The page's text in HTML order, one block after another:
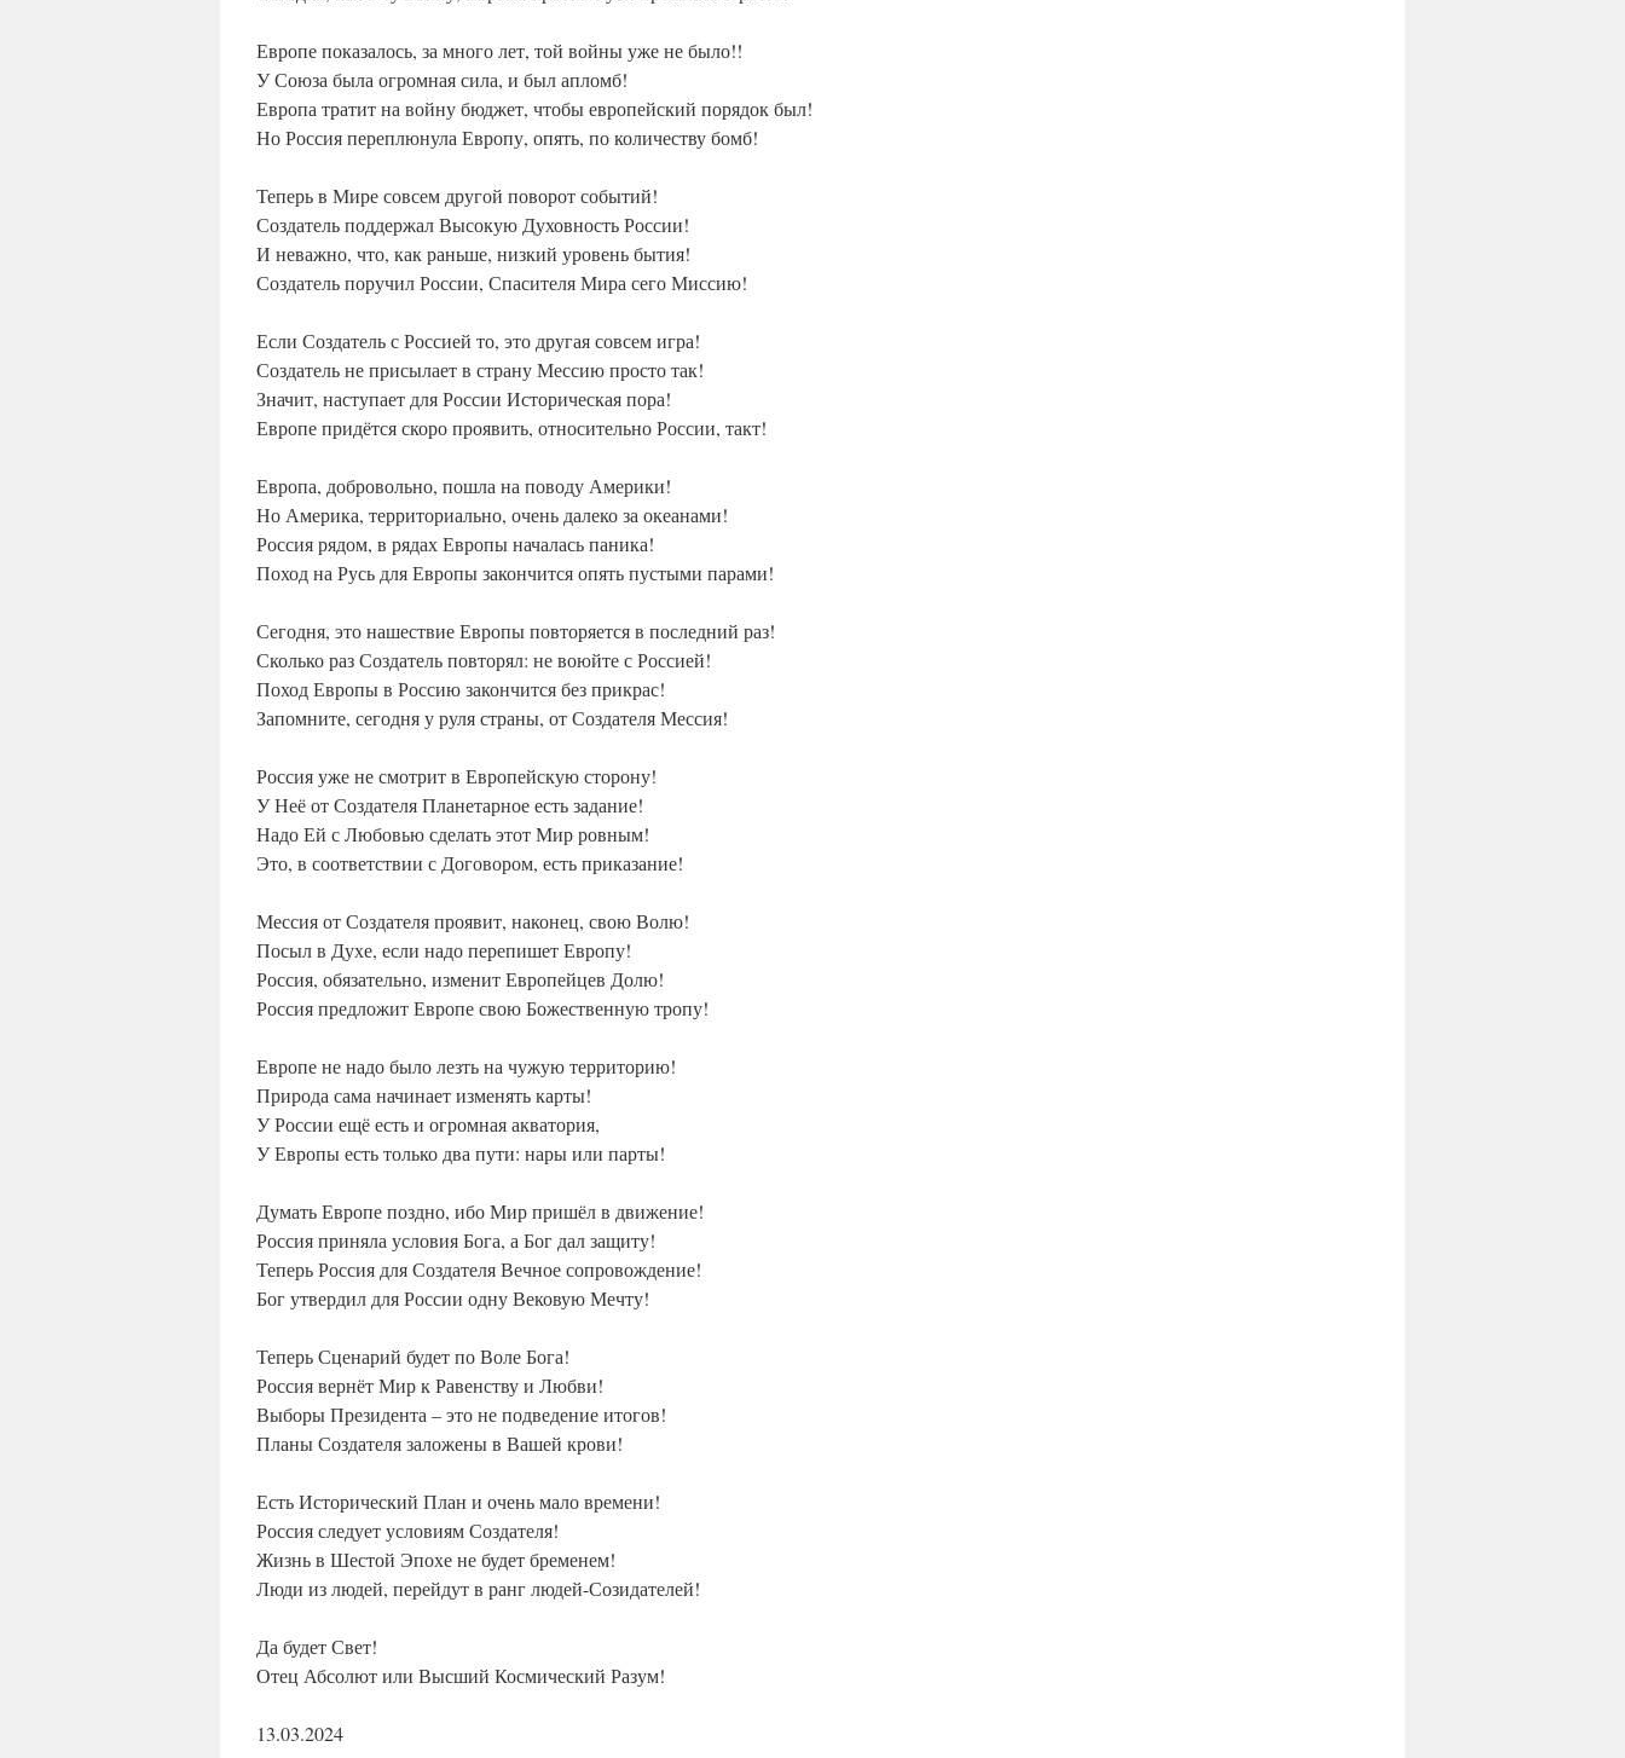
Европе показалось, за много лет, той войны уже не было!!
У Союза была огромная сила, и был апломб!
Европа тратит на войну бюджет, чтобы европейский порядок был!
Но Россия переплюнула Европу, опять, по количеству бомб!
Теперь в Мире совсем другой поворот событий!
Создатель поддержал Высокую Духовность России!
И неважно, что, как раньше, низкий уровень бытия!
Создатель поручил России, Спасителя Мира сего Миссию!
Если Создатель с Россией то, это другая совсем игра!
Создатель не присылает в страну Мессию просто так!
Значит, наступает для России Историческая пора!
Европе придётся скоро проявить, относительно России, такт!
Европа, добровольно, пошла на поводу Америки!
Но Америка, территориально, очень далеко за океанами!
Россия рядом, в рядах Европы началась паника!
Поход на Русь для Европы закончится опять пустыми парами!
Сегодня, это нашествие Европы повторяется в последний раз!
Сколько раз Создатель повторял: не воюйте с Россией!
Поход Европы в Россию закончится без прикрас!
Запомните, сегодня у руля страны, от Создателя Мессия!
Россия уже не смотрит в Европейскую сторону!
У Неё от Создателя Планетарное есть задание!
Надо Ей с Любовью сделать этот Мир ровным!
Это, в соответствии с Договором, есть приказание!
Мессия от Создателя проявит, наконец, свою Волю!
Посыл в Духе, если надо перепишет Европу!
Россия, обязательно, изменит Европейцев Долю!
Россия предложит Европе свою Божественную тропу!
Европе не надо было лезть на чужую территорию!
Природа сама начинает изменять карты!
У России ещё есть и огромная акватория,
У Европы есть только два пути: нары или парты!
Думать Европе поздно, ибо Мир пришёл в движение!
Россия приняла условия Бога, а Бог дал защиту!
Теперь Россия для Создателя Вечное сопровождение!
Бог утвердил для России одну Вековую Мечту!
Теперь Сценарий будет по Воле Бога!
Россия вернёт Мир к Равенству и Любви!
Выборы Президента – это не подведение итогов!
Планы Создателя заложены в Вашей крови!
Есть Исторический План и очень мало времени!
Россия следует условиям Создателя!
Жизнь в Шестой Эпохе не будет бременем!
Люди из людей, перейдут в ранг людей-Созидателей!
Да будет Свет!
Отец Абсолют или Высший Космический Разум!
13.03.2024